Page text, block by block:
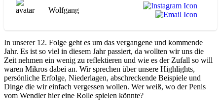
Wolfgang
In unserer 12. Folge geht es um das vergangene und kommende
Jahr. Es ist so viel in diesem Jahr passiert, da wollten wir uns die
Zeit nehmen ein wenig zu reflektieren und wie es der Zufall so will
waren Mikros dabei an. Wir sprechen über unsere Highlights,
persönliche Erfolge, Niederlagen, abschreckende Beispiele und
Dinge die wir einfach vergessen wollen. Wer weiß, wo der Penis
vom Wendler hier eine Rolle spielen könnte?